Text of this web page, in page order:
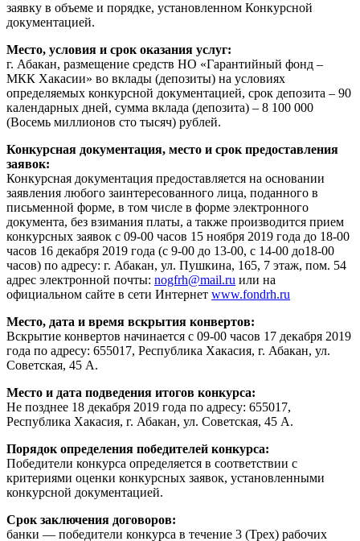
заявку в объеме и порядке, установленном Конкурсной
документацией.
Место, условия и срок оказания услуг:
г. Абакан, размещение средств НО «Гарантийный фонд –
МКК Хакасии» во вклады (депозиты) на условиях
определяемых конкурсной документацией, срок депозита – 90
календарных дней, сумма вклада (депозита) – 8 100 000
(Восемь миллионов сто тысяч) рублей.
Конкурсная документация, место и срок предоставления
заявок:
Конкурсная документация предоставляется на основании
заявления любого заинтересованного лица, поданного в
письменной форме, в том числе в форме электронного
документа, без взимания платы, а также производится прием
конкурсных заявок с 09-00 часов 15 ноября 2019 года до 18-00
часов 16 декабря 2019 года (с 9-00 до 13-00, с 14-00 до18-00
часов) по адресу: г. Абакан, ул. Пушкина, 165, 7 этаж, пом. 54
адрес электронной почты: nogfrh@mail.ru или на
официальном сайте в сети Интернет www.fondrh.ru
Место, дата и время вскрытия конвертов:
Вскрытие конвертов начинается с 09-00 часов 17 декабря 2019
года по адресу: 655017, Республика Хакасия, г. Абакан, ул.
Советская, 45 А.
Место и дата подведения итогов конкурса:
Не позднее 18 декабря 2019 года по адресу: 655017,
Республика Хакасия, г. Абакан, ул. Советская, 45 А.
Порядок определения победителей конкурса:
Победители конкурса определяется в соответствии с
критериями оценки конкурсных заявок, установленными
конкурсной документацией.
Срок заключения договоров:
банки — победители конкурса в течение 3 (Трех) рабочих